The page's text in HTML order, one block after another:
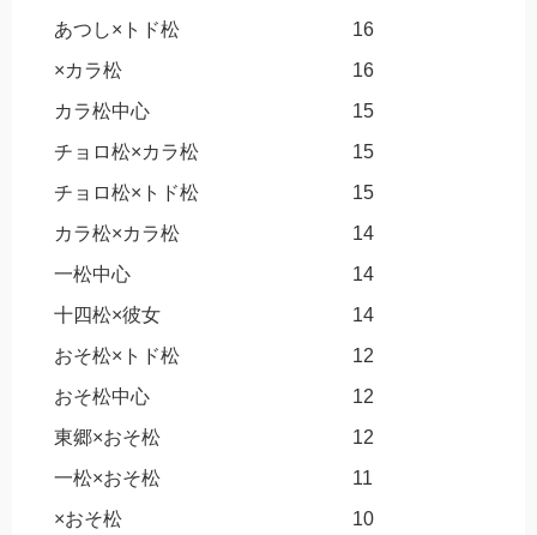
あつし×トド松
16
×カラ松
16
カラ松中心
15
チョロ松×カラ松
15
チョロ松×トド松
15
カラ松×カラ松
14
一松中心
14
十四松×彼女
14
おそ松×トド松
12
おそ松中心
12
東郷×おそ松
12
一松×おそ松
11
×おそ松
10